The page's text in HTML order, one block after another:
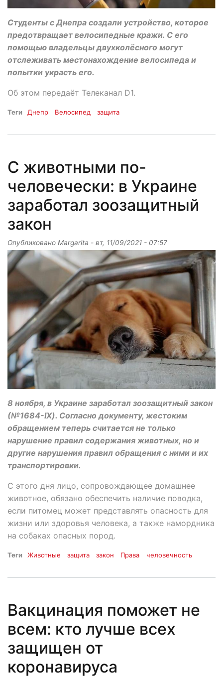
Студенты с Днепра создали устройство, которое
предотвращает велосипедные кражи. С его
помощью владельцы двухколёсного могут
отслеживать местонахождение велосипеда и
попытки украсть его.
Об этом передаёт Телеканал D1.
Теги Днепр Велосипед защита
С животными по-
человечески: в Украине
заработал зоозащитный
закон
Опубликовано Margarita - вт, 11/09/2021 - 07:57
8 ноября, в Украине заработал зоозащитный закон
(№1684-IX). Согласно документу, жестоким
обращением теперь считается не только
нарушение правил содержания животных, но и
другие нарушения правил обращения с ними и их
транспортировки.
С этого дня лицо, сопровождающее домашнее
животное, обязано обеспечить наличие поводка,
если питомец может представлять опасность для
жизни или здоровья человека, а также намордника
на собаках опасных пород.
Теги Животные защита закон Права человечность
Вакцинация поможет не
всем: кто лучше всех
защищен от
коронавируса